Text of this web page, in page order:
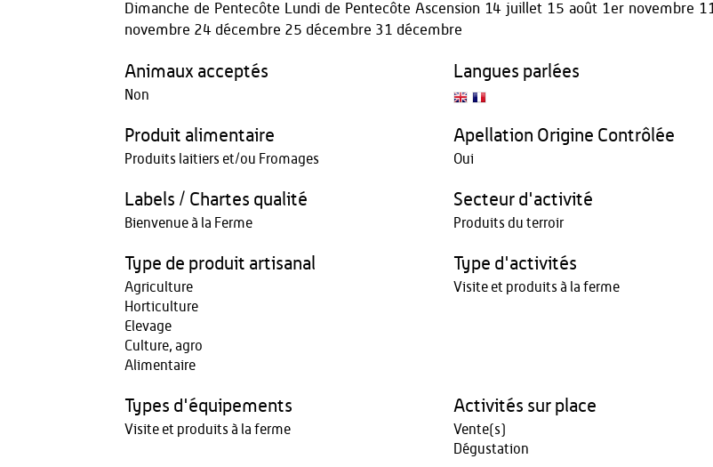
Dimanche de Pentecôte Lundi de Pentecôte Ascension 14 juillet 15 août 1er novembre 11
novembre 24 décembre 25 décembre 31 décembre
Animaux acceptés
Non
Langues parlées
Produit alimentaire
Produits laitiers et/ou Fromages
Apellation Origine Contrôlée
Oui
Labels / Chartes qualité
Bienvenue à la Ferme
Secteur d'activité
Produits du terroir
Type de produit artisanal
Agriculture
Horticulture
Elevage
Culture, agro
Alimentaire
Type d'activités
Visite et produits à la ferme
Types d'équipements
Visite et produits à la ferme
Activités sur place
Vente(s)
Dégustation